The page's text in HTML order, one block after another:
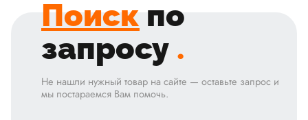
Поиск по
запросу .
Не нашли нужный товар на сайте — оставьте запрос и
мы постараемся Вам помочь.